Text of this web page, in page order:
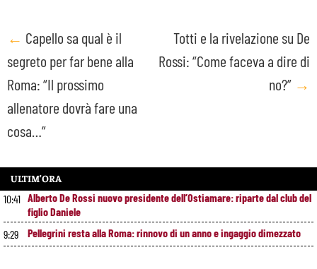
Post
navigation
← Capello sa qual è il
segreto per far bene alla
Roma: “Il prossimo
allenatore dovrà fare una
cosa…”
Totti e la rivelazione su De
Rossi: “Come faceva a dire di
no?” →
ULTIM’ORA
10:41 Alberto De Rossi nuovo presidente dell’Ostiamare: riparte dal club del
figlio Daniele
9:29
Pellegrini resta alla Roma: rinnovo di un anno e ingaggio dimezzato